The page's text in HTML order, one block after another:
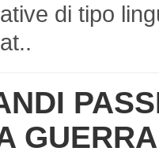
di tipo